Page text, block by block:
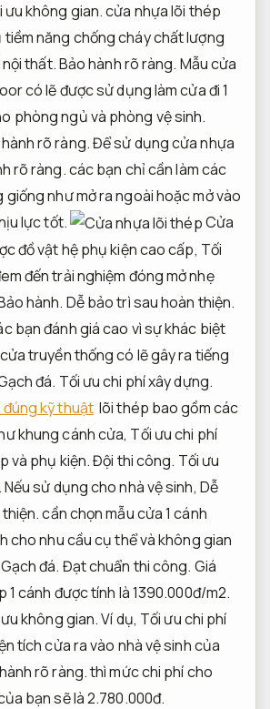
ưu không gian.cửa nhựa lõi thép
năng chống cháy chất lượng
thất.Bảo hành rõ ràng. Mẫu cửa
có lẽ được sử dụng làm cửa đi 1
phòng ngủ và phòng vệ sinh.
rõ ràng.Để sử dụng cửa nhựa
rõ ràng.các bạn chỉ cần làm các
như mở ra ngoài hoặc mở vào
lực tốt.
Cửa
đồ vật hệ phụ kiện cao cấp, Tối
đến trải nghiệm đóng mở nhẹ
hành. Dễ bảo trì sau hoàn thiện.
bạn đánh giá cao vì sự khác biệt
truyền thống có lẽ gây ra tiếng
đá. Tối ưu chi phí xây dựng.
kỹ thuật lõi thép bao gồm các
khung cánh cửa, Tối ưu chi phí
và phụ kiện.Đội thi công. Tối ưu
Nếu sử dụng cho nhà vệ sinh, Dễ
cần chọn mẫu cửa 1 cánh
cho nhu cầu cụ thể và không gian
Gạch đá. Đạt chuẩn thi công. Giá
1 cánh được tính là 1390.000đ/m2.
không gian.Ví dụ, Tối ưu chi phí
tích cửa ra vào nhà vệ sinh của
rõ ràng.thì mức chi phí cho
bạn sẽ là 2.780.000đ.